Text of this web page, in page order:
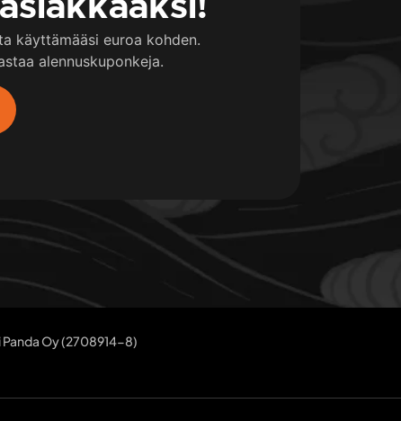
käyttämääsi euroa kohden.
alennuskuponkeja.
Panda Oy (2708914-8)